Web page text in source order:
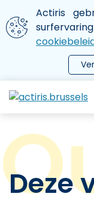
Aller au contenu
We gebruiken
Actiris
le menu
Deze